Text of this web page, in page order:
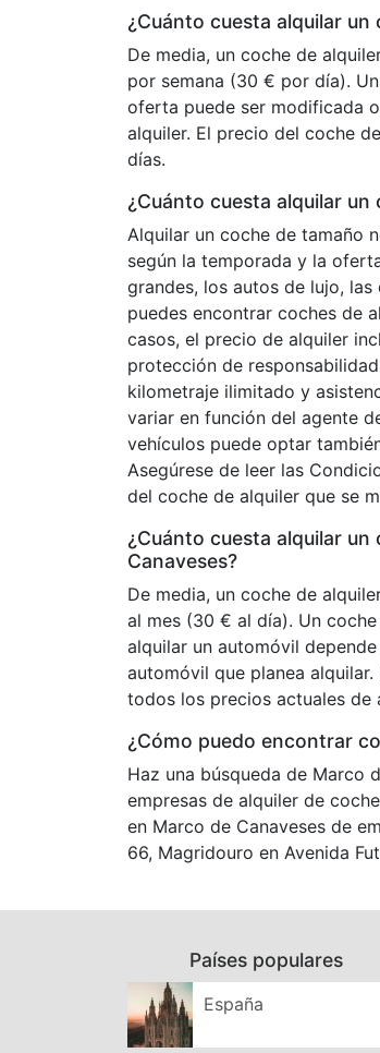
¿Cuánto cuesta alquilar
De media, un coche de
por semana (30 € por día).
oferta puede ser modificada
alquiler. El precio del coche
días.
¿Cuánto cuesta alquilar
Alquilar un coche de tamaño
según la temporada y la
grandes, los autos de lujo,
puedes encontrar coches de
casos, el precio de alquiler
protección de
kilometraje ilimitado y
variar en función del agente
vehículos puede optar
Asegúrese de leer las
del coche de alquiler que se
¿Cuánto cuesta alquilar
Canaveses?
De media, un coche de
al mes (30 € al día). Un
alquilar un automóvil
automóvil que planea
todos los precios actuales de
¿Cómo puedo encontrar
Haz una búsqueda de Marco
empresas de alquiler de
en Marco de Canaveses de
66, Magridouro en Avenida
Países populares
España